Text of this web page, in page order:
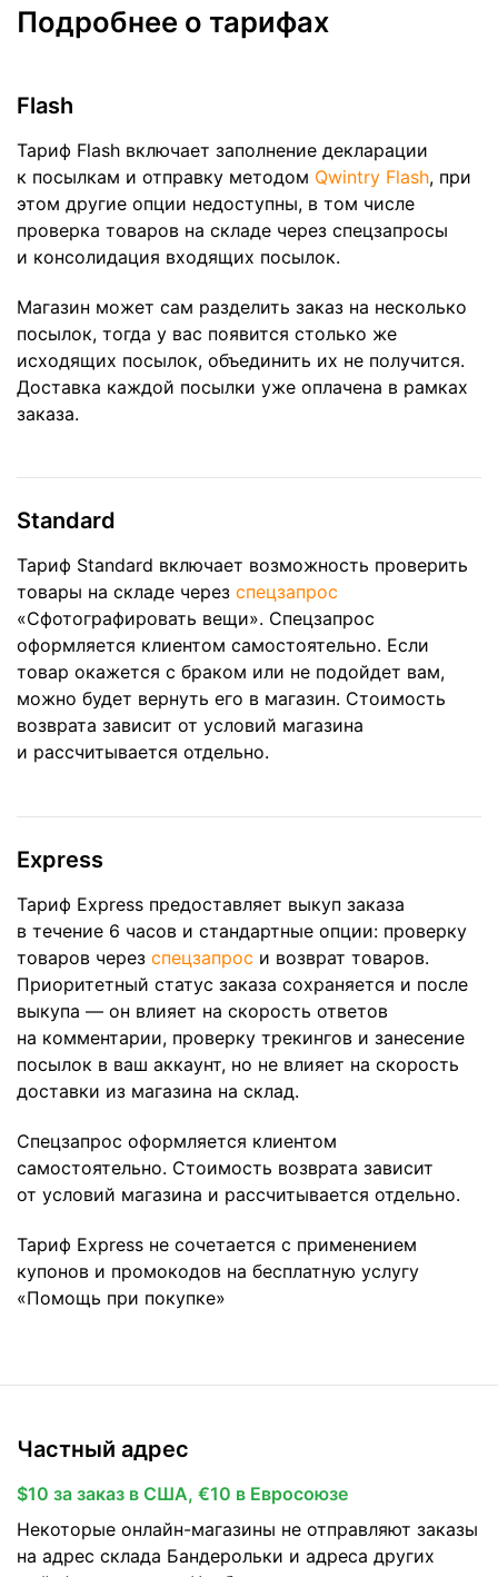
Подробнее о тарифах
Flash
Тариф Flash включает заполнение декларации
к посылкам и отправку методом Qwintry Flash, при
этом другие опции недоступны, в том числе
проверка товаров на складе через спецзапросы
и консолидация входящих посылок.
Магазин может сам разделить заказ на несколько
посылок, тогда у вас появится столько же
исходящих посылок, объединить их не получится.
Доставка каждой посылки уже оплачена в рамках
заказа.
Standard
Тариф Standard включает возможность проверить
товары на складе через спецзапрос
«Сфотографировать вещи». Спецзапрос
оформляется клиентом самостоятельно. Если
товар окажется с браком или не подойдет вам,
можно будет вернуть его в магазин. Стоимость
возврата зависит от условий магазина
и рассчитывается отдельно.
Express
Тариф Express предоставляет выкуп заказа
в течение 6 часов и стандартные опции: проверку
товаров через спецзапрос и возврат товаров.
Приоритетный статус заказа сохраняется и после
выкупа — он влияет на скорость ответов
на комментарии, проверку трекингов и занесение
посылок в ваш аккаунт, но не влияет на скорость
доставки из магазина на склад.
Спецзапрос оформляется клиентом
самостоятельно. Стоимость возврата зависит
от условий магазина и рассчитывается отдельно.
Тариф Express не сочетается с применением
купонов и промокодов на бесплатную услугу
«Помощь при покупке»
Частный адрес
$10 за заказ в США, €10 в Евросоюзе
Некоторые онлайн-магазины не отправляют заказы
на адрес склада Бандерольки и адреса других